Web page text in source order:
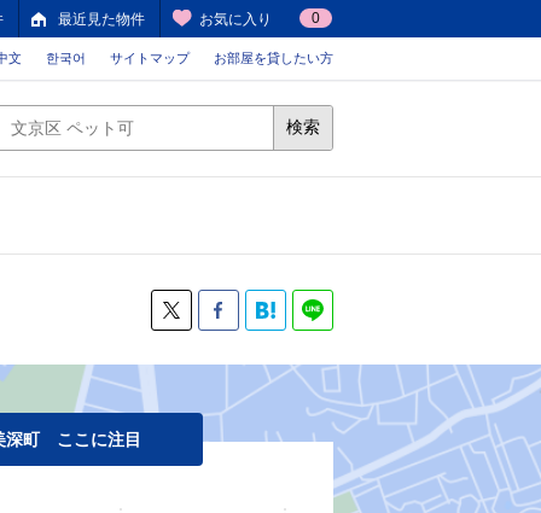
最近見た物件 お気に入り 0
文 한국어 サイトマップ お部屋を貸したい方
検索
深町 ここに注目